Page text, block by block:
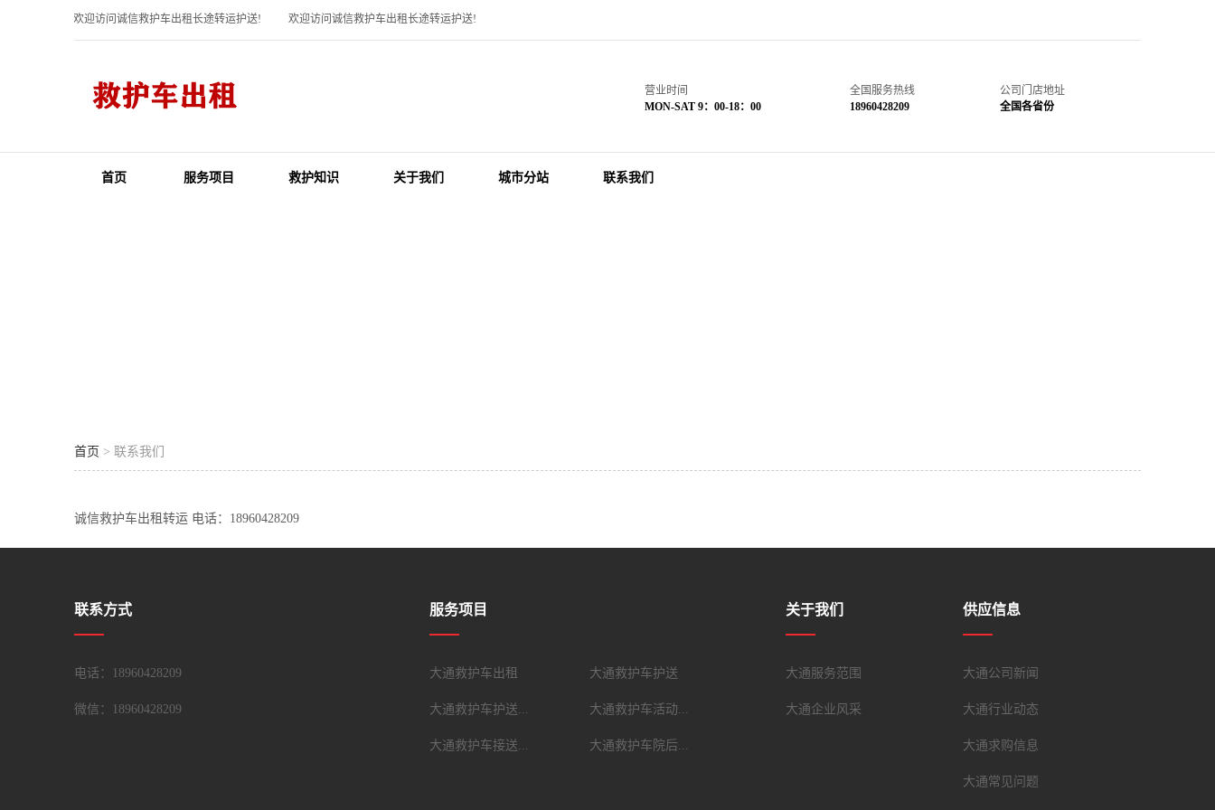
欢迎访问诚信救护车出租长途转运护送! 欢迎访问诚信救护车出租长途转运护送!
营业时间
MON-SAT 9：00-18：00
全国服务热线
18960428209
公司门店地址
全国各省份
首页 服务项目 救护知识 关于我们 城市分站 联系我们
首页 > 联系我们
诚信救护车出租转运 电话：18960428209
联系方式
电话：18960428209
微信： 18960428209
服务项目
大通救护车出租 大通救护车护送
大通救护车护送... 大通救护车活动...
大通救护车接送... 大通救护车院后...
关于我们
大通服务范围
大通企业风采
供应信息
大通公司新闻
大通行业动态
大通求购信息
大通常见问题